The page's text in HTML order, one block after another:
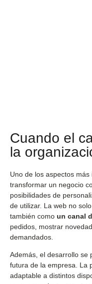
Cuando el
la
Uno de los aspectos
transformar un negocio
posibilidades de
de utilizar. La web no
también como un canal
pedidos, mostrar
demandados.
Además, el desarrollo se
futura de la empresa. La
adaptable a distintos